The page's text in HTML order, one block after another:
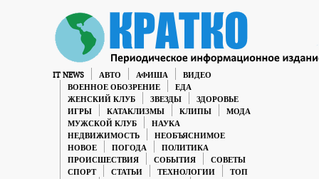
IT NEWS АВТО АФИША
ВИДЕО
ВОЕННОЕ ОБОЗРЕНИЕ
ЕДА
ЖЕНСКИЙ КЛУБ
ЗВЕЗДЫ
ЗДОРОВЬЕ
ИГРЫ
КАТАКЛИЗМЫ КЛИПЫ
МОДА
МУЖСКОЙ КЛУБ
НАУКА
НЕДВИЖИМОСТЬ
НЕОБЪЯСНИМОЕ
НОВОЕ
ПОГОДА
ПОЛИТИКА
ПРОИСШЕСТВИЯ
СОБЫТИЯ
СОВЕТЫ
СПОРТ
СТАТЬИ ТЕХНОЛОГИИ
ТОП